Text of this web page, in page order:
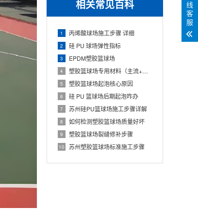
相关常见百科
1 丙烯酸球场施工步骤 详细
2 硅 PU 球场弹性指标
3 EPDM塑胶篮球场
4 塑胶篮球场专用材料（主流+配套+标准）
5 塑胶篮球场起泡核心原因
6 硅 PU 篮球场后期起泡咋办
7 苏州硅PU篮球场施工步骤详解
8 如何检测塑胶篮球场质量好坏
9 塑胶篮球场裂缝修补步骤
10 苏州塑胶篮球场标准施工步骤
线
客
服